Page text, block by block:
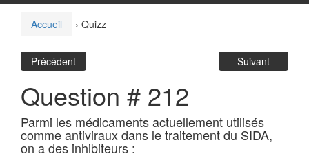
Accueil › Quizz
Précédent Suivant
Question # 212
Parmi les médicaments actuellement utilisés
comme antiviraux dans le traitement du SIDA,
on a des inhibiteurs :